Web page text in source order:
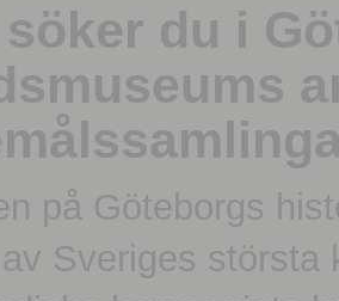
söker du i
på Göteborgs
Sveriges största